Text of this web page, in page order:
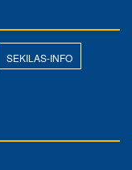
SEKILAS-INFO